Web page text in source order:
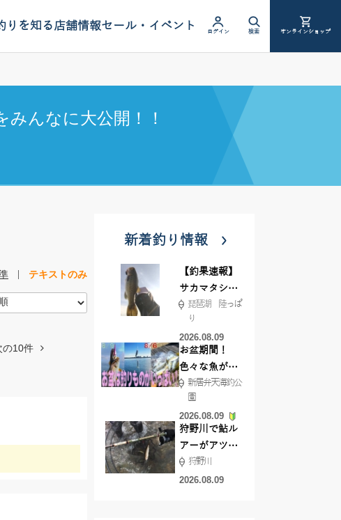
りを知る店舗情報セール・イベント ログイン 検索 オンラインショップ
んなに大公開！！
テキストのみ
の10件
新着釣り情報
【釣果速報】
サカマタシャ
ッド6インチ
で50ジャスト
ゲット!!
琵琶湖 陸っぱ
り
2026.08.09
お盆期間！
色々な魚が沢
山釣れてます
よ！
新居弁天海釣公
園
2026.08.09
狩野川で鮎ル
アーがアツ
い！！
狩野川
2026.08.09